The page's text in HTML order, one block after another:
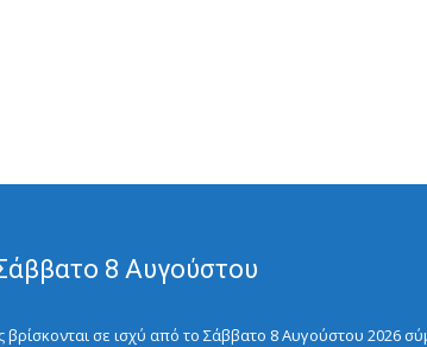
8 Αυγούστου
σε ισχύ από το Σάββατο 8 Αυγούστου 2026